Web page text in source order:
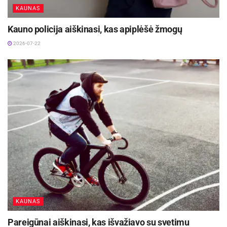
KAUNAS
Kauno policija aiškinasi, kas apiplėšė žmogų
2026-07-22
KAUNAS
Pareigūnai aiškinasi, kas išvažiavo su svetimu